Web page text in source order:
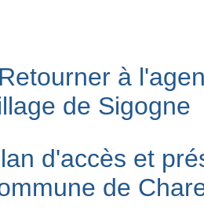
Retourner à
de Sigogne
d'accès et
de